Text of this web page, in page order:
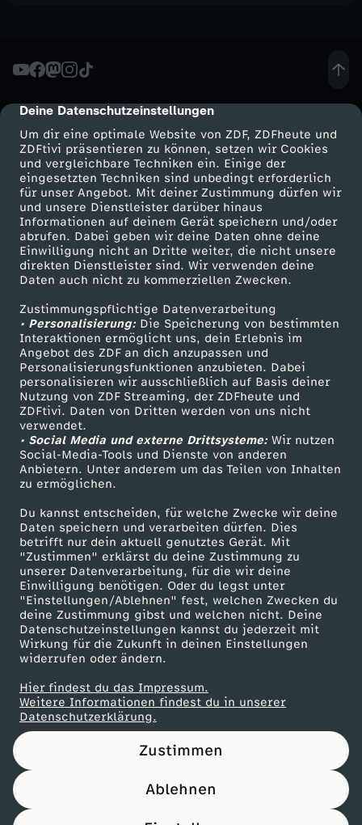
cmp-dialog-description
Deine Datenschutzeinstellungen
Um dir eine optimale Website von ZDF, ZDFheute und
ZDFtivi präsentieren zu können, setzen wir Cookies
und vergleichbare Techniken ein. Einige der
eingesetzten Techniken sind unbedingt erforderlich
für unser Angebot. Mit deiner Zustimmung dürfen wir
und unsere Dienstleister darüber hinaus
Informationen auf deinem Gerät speichern und/oder
abrufen. Dabei geben wir deine Daten ohne deine
Einwilligung nicht an Dritte weiter, die nicht unsere
direkten Dienstleister sind. Wir verwenden deine
Daten auch nicht zu kommerziellen Zwecken.
Zustimmungspflichtige Datenverarbeitung
• Personalisierung:Die Speicherung von bestimmten
Interaktionen ermöglicht uns, dein Erlebnis im
Angebot des ZDF an dich anzupassen und
Personalisierungsfunktionen anzubieten. Dabei
personalisieren wir ausschließlich auf Basis deiner
Nutzung von ZDF Streaming, der ZDFheute und
ZDFtivi. Daten von Dritten werden von uns nicht
verwendet.
• Social Media und externe Drittsysteme:Wir nutzen
Social-Media-Tools und Dienste von anderen
Anbietern. Unter anderem um das Teilen von Inhalten
zu ermöglichen.
Du kannst entscheiden, für welche Zwecke wir deine
Daten speichern und verarbeiten dürfen. Dies
betrifft nur dein aktuell genutztes Gerät. Mit
"Zustimmen" erklärst du deine Zustimmung zu
unserer Datenverarbeitung, für die wir deine
Einwilligung benötigen. Oder du legst unter
"Einstellungen/Ablehnen" fest, welchen Zwecken du
deine Zustimmung gibst und welchen nicht. Deine
Datenschutzeinstellungen kannst du jederzeit mit
Wirkung für die Zukunft in deinen Einstellungen
widerrufen oder ändern.
Hier findest du das Impressum.
Weitere Informationen findest du in unserer
Datenschutzerklärung.
Zustimmen
Ablehnen
Mehr ZDF
ZDF-Apps
Smart TV
ZDFtext
Livestreams
Sendungen A-Z
TV-Programm
Service
ZDFmitreden
Kontakt zum ZDF
Tickets
Zuschauerservice
Hilfe
ZDF Unternehmen
Karriere
ZDF goes Schule
Werbefernsehen
Mainzelmännchen
Partner
Nutzungsbedingungen